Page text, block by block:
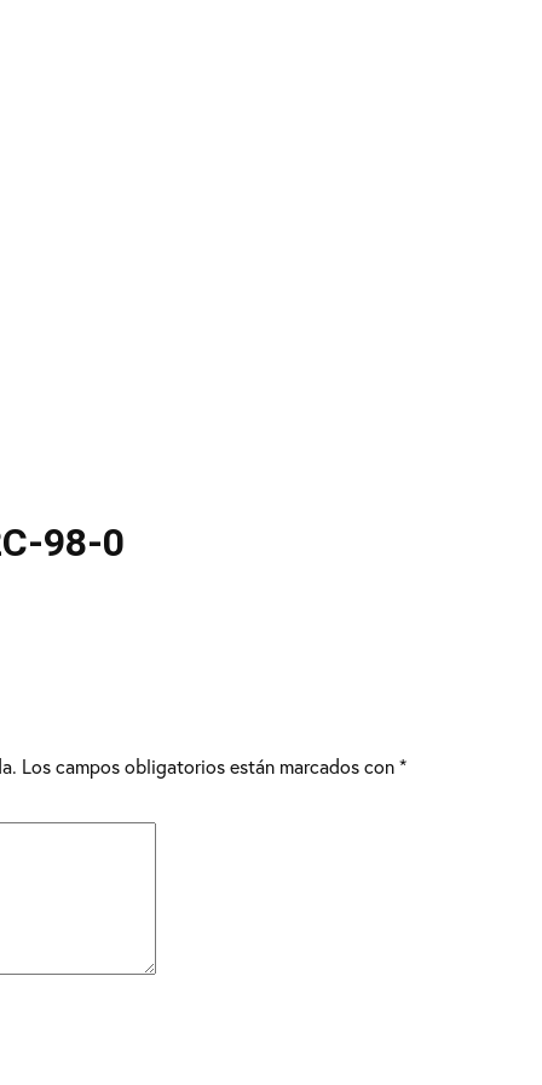
98-0
Los campos obligatorios están marcados con*